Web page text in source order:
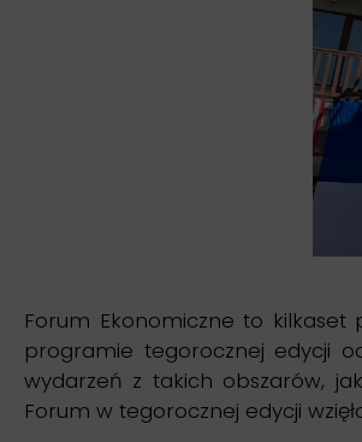
Forum Ekonomiczne to
programie tegorocznej edycji
wydarzeń z takich obszarów,
Forum w tegorocznej edycji